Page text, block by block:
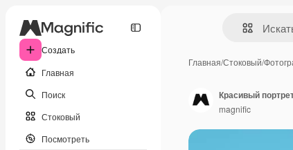
Создать
Главная
Поиск
Стоковый
Посмотреть
Главная/Стоковый/
Красивый
magnific